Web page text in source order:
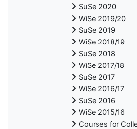
SuSe 2020
WiSe 2019/20
SuSe 2019
WiSe 2018/19
SuSe 2018
WiSe 2017/18
SuSe 2017
WiSe 2016/17
SuSe 2016
WiSe 2015/16
Courses for